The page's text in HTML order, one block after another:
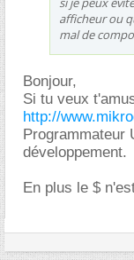
afficheur ou
mal de
Bonjour,
Si tu veux
http://
Programmateur
développement.
En plus le $